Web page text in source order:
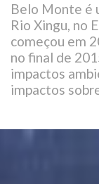
Belo Monte é
Rio Xingu, no
começou em
no final de
impactos
impactos